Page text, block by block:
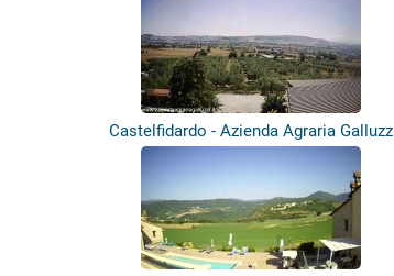
Castelfidardo - Azienda Agraria Galluzz